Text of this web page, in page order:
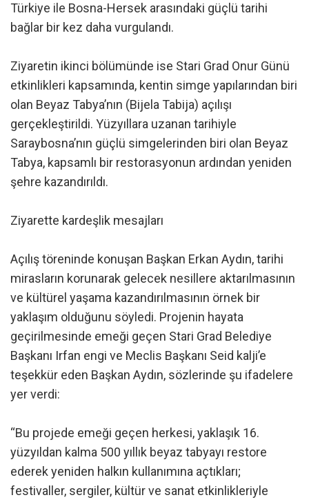
Türkiye ile Bosna-Hersek arasındaki güçlü tarihi
bağlar bir kez daha vurgulandı.
Ziyaretin ikinci bölümünde ise Stari Grad Onur Günü
etkinlikleri kapsamında, kentin simge yapılarından biri
olan Beyaz Tabya’nın (Bijela Tabija) açılışı
gerçekleştirildi. Yüzyıllara uzanan tarihiyle
Saraybosna’nın güçlü simgelerinden biri olan Beyaz
Tabya, kapsamlı bir restorasyonun ardından yeniden
şehre kazandırıldı.
Ziyarette kardeşlik mesajları
Açılış töreninde konuşan Başkan Erkan Aydın, tarihi
mirasların korunarak gelecek nesillere aktarılmasının
ve kültürel yaşama kazandırılmasının örnek bir
yaklaşım olduğunu söyledi. Projenin hayata
geçirilmesinde emeği geçen Stari Grad Belediye
Başkanı Irfan engi ve Meclis Başkanı Seid kalji’e
teşekkür eden Başkan Aydın, sözlerinde şu ifadelere
yer verdi:
“Bu projede emeği geçen herkesi, yaklaşık 16.
yüzyıldan kalma 500 yıllık beyaz tabyayı restore
ederek yeniden halkın kullanımına açtıkları;
festivaller, sergiler, kültür ve sanat etkinlikleriyle